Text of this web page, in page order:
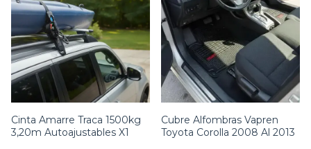
Cinta Amarre Traca 1500kg
3,20m Autoajustables X1
Cubre Alfombras Vapren
Toyota Corolla 2008 Al 2013